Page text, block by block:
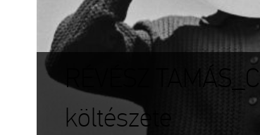
RÉVÉSZ
költészete